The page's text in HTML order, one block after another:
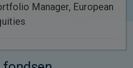
Manager, European